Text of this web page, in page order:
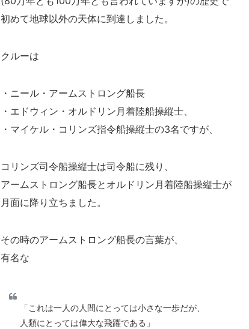
初めて地球以外の天体に到達しました。
クルーは
・ニール・アームストロング船長
・エドウィン・オルドリン月着陸船操縦士、
・マイケル・コリンズ指令船操縦士の3名ですが、
コリンズ司令船操縦士は司令船に残り、
アームストロング船長とオルドリン月着陸船操縦士が
月面に降り立ちました。
その時のアームストロング船長の言葉が、
有名な
「これは一人の人間にとっては小さな一歩だが、
人類にとっては偉大な飛躍である」